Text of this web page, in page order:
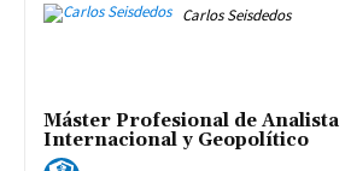
Carlos Seisdedos
Máster Profesional de Analista
Internacional y Geopolítico